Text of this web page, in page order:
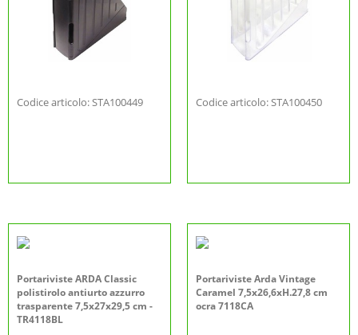
Codice articolo: STA100449 Codice articolo: STA100450
Portariviste ARDA Classic
polistirolo antiurto azzurro
trasparente 7,5x27x29,5 cm -
TR4118BL
Portariviste Arda Vintage
Caramel 7,5x26,6xH.27,8 cm
ocra 7118CA